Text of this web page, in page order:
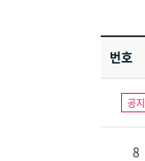
번호
공지
8